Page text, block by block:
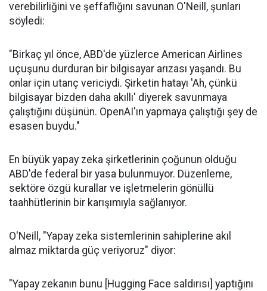
verebilirliğini ve şeffaflığını savunan O'Neill, şunları
söyledi:
"Birkaç yıl önce, ABD'de yüzlerce American Airlines
uçuşunu durduran bir bilgisayar arızası yaşandı. Bu
onlar için utanç vericiydi. Şirketin hatayı 'Ah, çünkü
bilgisayar bizden daha akıllı' diyerek savunmaya
çalıştığını düşünün. OpenAI'ın yapmaya çalıştığı şey de
esasen buydu."
En büyük yapay zeka şirketlerinin çoğunun olduğu
ABD'de federal bir yasa bulunmuyor. Düzenleme,
sektöre özgü kurallar ve işletmelerin gönüllü
taahhütlerinin bir karışımıyla sağlanıyor.
O'Neill, "Yapay zeka sistemlerinin sahiplerine akıl
almaz miktarda güç veriyoruz" diyor:
"Yapay zekanın bunu [Hugging Face saldırısı] yaptığını